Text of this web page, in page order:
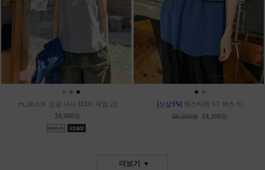
● ● ●
m_레스트 싱글 나시 [23차 재입고]
24,000원
● ●
[신상5%] 뷔스티에 ST 박스 티
36,000원 34,200원
더보기